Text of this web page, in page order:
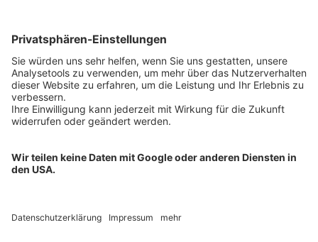
IFU anfordern
Zertifizierungen
ISO 9001 Zertifikat